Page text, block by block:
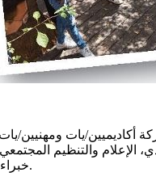
أكاديميين/يات ومهنيين/
الإعلام والتنظيم
خبراء في هذه المجالات.